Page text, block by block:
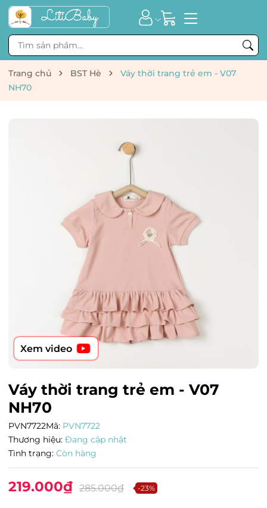
Trang chủ BST Hè
Váy thời trang trẻ em - V07
NH70
Xem video
Váy thời trang trẻ em - V07
NH70
PVN7722Mã: PVN7722
Thương hiệu: Đang cập nhật
Tình trạng: Còn hàng
219.000₫ 285.000₫ -23%